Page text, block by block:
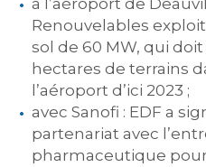
à l’aéroport de
Renouvelables
sol de 60 MW, qui
hectares de terrains
l’aéroport d’ici 2023 ;
avec Sanofi : EDF a
partenariat avec
pharmaceutique